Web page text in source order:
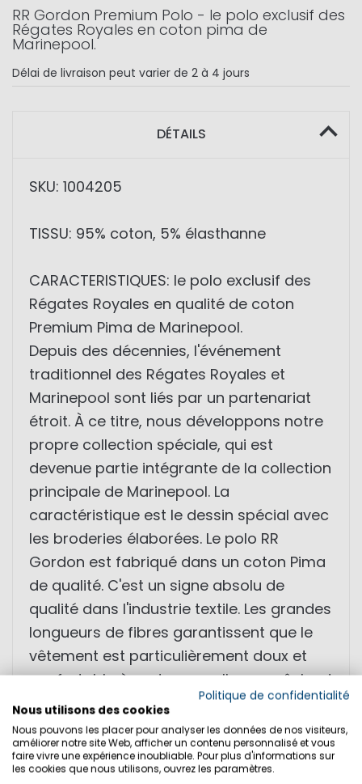
RR Gordon Premium Polo - le polo exclusif des
Régates Royales en coton pima de
Marinepool.
Délai de livraison peut varier de 2 à 4 jours
DÉTAILS
SKU: 1004205
TISSU: 95% coton, 5% élasthanne
CARACTERISTIQUES: le polo exclusif des
Régates Royales en qualité de coton
Premium Pima de Marinepool.
Depuis des décennies, l'événement
traditionnel des Régates Royales et
Marinepool sont liés par un partenariat
étroit. À ce titre, nous développons notre
propre collection spéciale, qui est
devenue partie intégrante de la collection
principale de Marinepool. La
caractéristique est le dessin spécial avec
les broderies élaborées. Le polo RR
Gordon est fabriqué dans un coton Pima
de qualité. C'est un signe absolu de
qualité dans l'industrie textile. Les grandes
longueurs de fibres garantissent que le
vêtement est particulièrement doux et
confortable à porter, car elles empêchent
le boulochage, la rugosité de la surface
et le nouage ultérieur. En outre, une fibre
longue est de haute qualité et durable et
convient particulièrement aux personnes
Politique de confidentialité
Nous utilisons des cookies
Nous pouvons les placer pour analyser les données de nos visiteurs,
améliorer notre site Web, afficher un contenu personnalisé et vous
faire vivre une expérience inoubliable. Pour plus d'informations sur
les cookies que nous utilisons, ouvrez les paramètres.